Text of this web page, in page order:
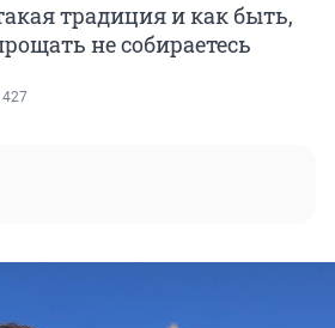
традиция и как быть,
не собираетесь
427